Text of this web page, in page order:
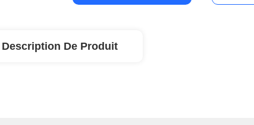
Description De Produit